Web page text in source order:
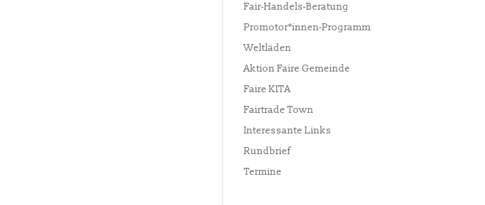
Fair-Handels-Beratung
Promotor*innen-Programm
Weltläden
Aktion Faire Gemeinde
Faire KITA
Fairtrade Town
Interessante Links
Rundbrief
Termine